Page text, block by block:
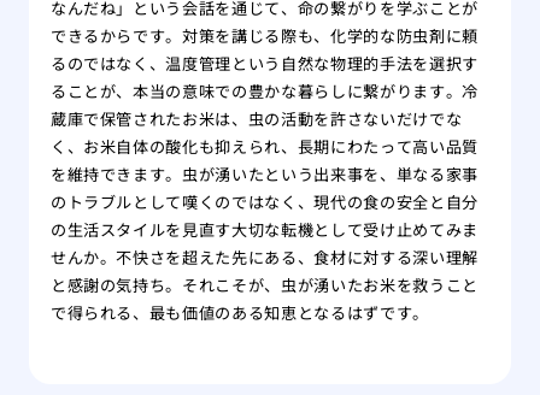
なんだね」という会話を通じて、命の繋がりを学ぶことが
できるからです。対策を講じる際も、化学的な防虫剤に頼
るのではなく、温度管理という自然な物理的手法を選択す
ることが、本当の意味での豊かな暮らしに繋がります。冷
蔵庫で保管されたお米は、虫の活動を許さないだけでな
く、お米自体の酸化も抑えられ、長期にわたって高い品質
を維持できます。虫が湧いたという出来事を、単なる家事
のトラブルとして嘆くのではなく、現代の食の安全と自分
の生活スタイルを見直す大切な転機として受け止めてみま
せんか。不快さを超えた先にある、食材に対する深い理解
と感謝の気持ち。それこそが、虫が湧いたお米を救うこと
で得られる、最も価値のある知恵となるはずです。